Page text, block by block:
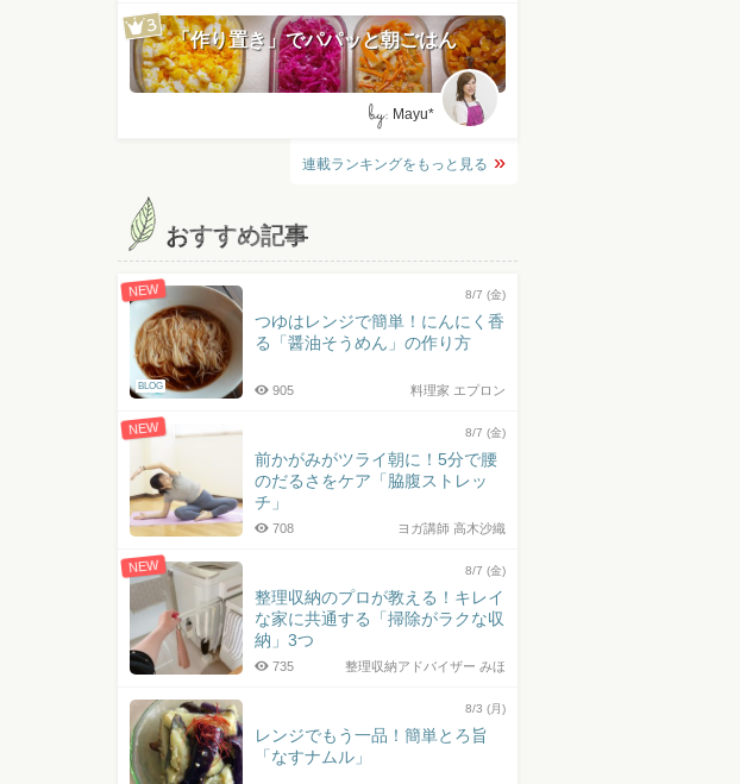
「作り置き」でパパッと朝ごはん
by: Mayu*
連載ランキングをもっと見る
おすすめ記事
NEW
BLOG
8/7 (金)
つゆはレンジで簡単！にんにく香
る「醤油そうめん」の作り方
料理家 エプロン
905
NEW 8/7 (金)
前かがみがツライ朝に！5分で腰
のだるさをケア「脇腹ストレッ
チ」
ヨガ講師 高木沙織
708
NEW 8/7 (金)
整理収納のプロが教える！キレイ
な家に共通する「掃除がラクな収
納」3つ
整理収納アドバイザー みほ
735
8/3 (月)
レンジでもう一品！簡単とろ旨
「なすナムル」